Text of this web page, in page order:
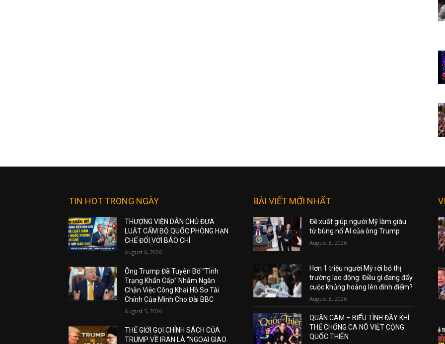
TIN HOT TRONG NGÀY
THƯỢNG VIỆN DÂN CHỦ ĐƯA
LUẬT CẤM BỘ QUỐC PHÒNG HẠN
CHẾ ĐỐI VỚI BÁO CHÍ
August 6, 2026
Ông Trump Đã Tuyên Bố “Tình
Trạng Khẩn Cấp” Nhằm Ngăn
Chặn Việc Công Khai Hồ Sơ Tài
Chính Của Mình Cho Đài BBC
August 5, 2026
THẾ GIỚI GỌI CHÍNH SÁCH CỦA
TRUMP VỀ IRAN LÀ “NGOẠI GIAO
BÀI VIẾT MỚI NHẤT
Đề xuất giúp người Mỹ làm giàu
từ bùng nổ AI của ông Trump
August 8, 2026
Hơn 1 triệu người Mỹ rời bỏ thị
trường lao động: Điều gì đang đẩy
cuộc khủng hoảng lên đỉnh điểm?
August 8, 2026
QUẬN CAM – BIỂU TÌNH ĐẦY KHÍ
THẾ CHỐNG CA NÔ VIỆT CỘNG
QUỐC THIÊN